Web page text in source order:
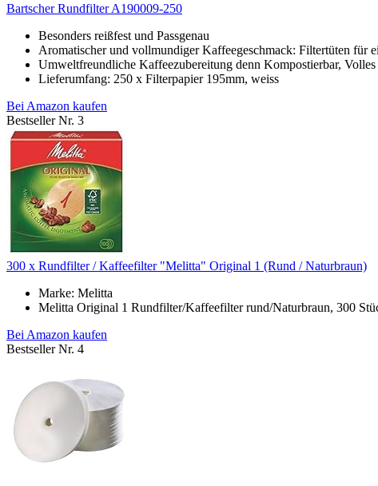
Bartscher Rundfilter A190009-250
Besonders reißfest und Passgenau
Aromatischer und vollmundiger Kaffeegeschmack: Filtertüten für
Umweltfreundliche Kaffeezubereitung denn Kompostierbar,
Lieferumfang: 250 x Filterpapier 195mm, weiss
Bei Amazon kaufen
Bestseller Nr. 3
300 x Rundfilter / Kaffeefilter "Melitta" Original 1 (Rund / Naturbraun)
Marke: Melitta
Melitta Original 1 Rundfilter/Kaffeefilter rund/Naturbraun, 300
Bei Amazon kaufen
Bestseller Nr. 4